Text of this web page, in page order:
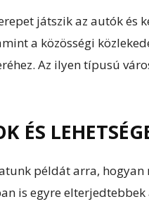
játszik az autók és
a közösségi
Az ilyen típusú
ÉS
példát arra,
is egyre